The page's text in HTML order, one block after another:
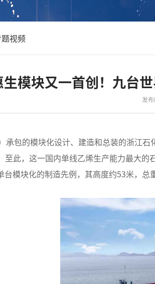
视频
生模块又一首创！九台
发
承包的模块化设计、建造和总装的浙江
至此，这一国内单线乙烯生产能力最大
模块化的制造先例，其高度约53米，总